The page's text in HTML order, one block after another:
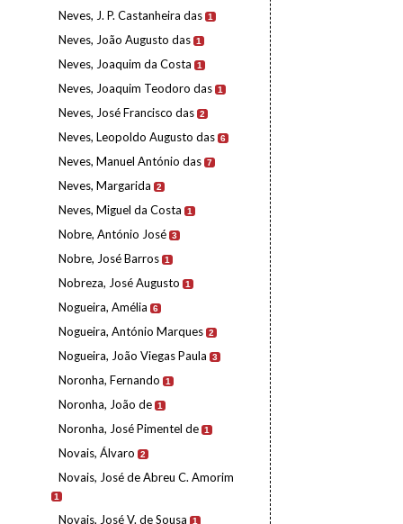
Neves, J. P. Castanheira das 1
Neves, João Augusto das 1
Neves, Joaquim da Costa 1
Neves, Joaquim Teodoro das 1
Neves, José Francisco das 2
Neves, Leopoldo Augusto das 6
Neves, Manuel António das 7
Neves, Margarida 2
Neves, Miguel da Costa 1
Nobre, António José 3
Nobre, José Barros 1
Nobreza, José Augusto 1
Nogueira, Amélia 6
Nogueira, António Marques 2
Nogueira, João Viegas Paula 3
Noronha, Fernando 1
Noronha, João de 1
Noronha, José Pimentel de 1
Novais, Álvaro 2
Novais, José de Abreu C. Amorim
1
Novais, José V. de Sousa 1